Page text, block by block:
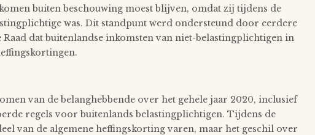
buiten beschouwing moest blijven, omdat zij tijdens de
was. Dit standpunt werd ondersteund door eerdere
dat buitenlandse inkomsten van niet-belastingplichtigen in
van de belanghebbende over het gehele jaar 2020, inclusief
regels voor buitenlands belastingplichtigen. Tijdens de
van de algemene heffingskorting varen, maar het geschil over